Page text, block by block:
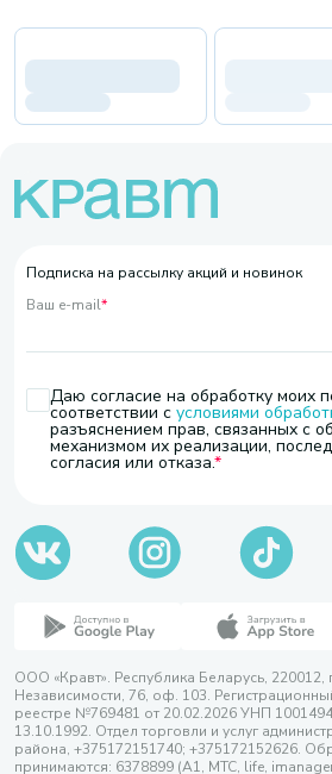
Подписка на рассылку акций и новинок
Ваш e-mail*
Даю согласие на обработку моих
соответствии с условиями
разъяснением прав, связанных с
механизмом их реализации,
согласия или отказа.
ООО «Кравт». Республика Беларусь, 220012,
Независимости, 76, оф. 103.
реестре №769481 от 20.02.2026 УНП
13.10.1992. Отдел торговли и услуг
района, +375172151740; +375172152626.
принимаются: 6378899 (А1, МТС, life,